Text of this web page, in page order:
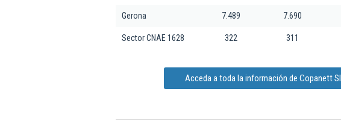
Gerona 7.489 7.690
Sector CNAE 1628 322 311
Acceda a toda la información de Copanett Sl